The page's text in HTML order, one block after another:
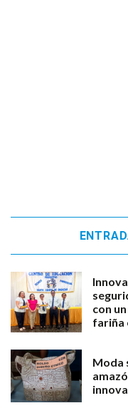
con
fariña
Moda